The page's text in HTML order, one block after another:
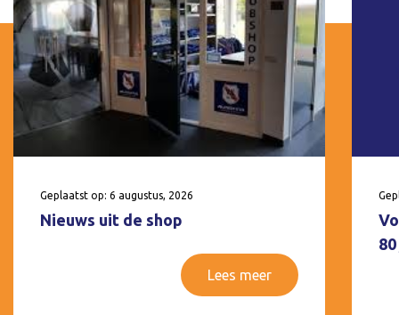
Geplaatst op: 6 augustus, 2026
Nieuws uit de shop
Lees meer